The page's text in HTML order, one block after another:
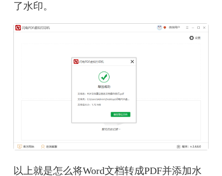
了水印。
以上就是怎么将Word文档转成PDF并添加水